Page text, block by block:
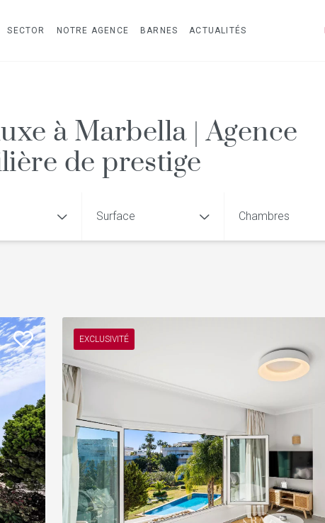
SECTOR NOTRE AGENCE BARNES ACTUALITÉS
à Marbella | Agence
de prestige
Surface Chambres
EXCLUSIVITÉ